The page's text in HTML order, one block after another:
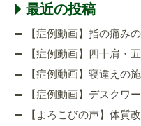
最近の投稿
【症例動画】指の痛み
【症例動画】四十肩・
【症例動画】寝違えの
【症例動画】デスクワ
【よろこびの声】体質